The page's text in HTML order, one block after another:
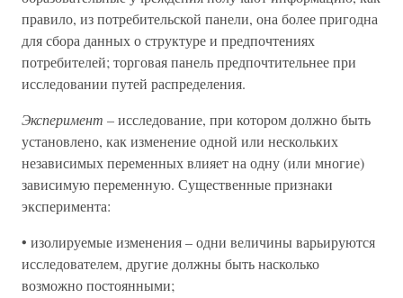
правило, из потребительской панели, она более пригодна
для сбора данных о структуре и предпочтениях
потребителей; торговая панель предпочтительнее при
исследовании путей распределения.
Эксперимент –исследование, при котором должно быть
установлено, как изменение одной или нескольких
независимых переменных влияет на одну (или многие)
зависимую переменную. Существенные признаки
эксперимента:
• изолируемые изменения – одни величины варьируются
исследователем, другие должны быть насколько
возможно постоянными;